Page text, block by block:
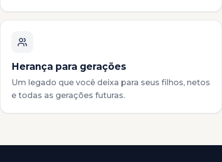
Herança para gerações
Um legado que você deixa para seus filhos, netos
e todas as gerações futuras.